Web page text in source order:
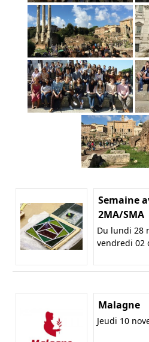
Semaine
2MA/SMA
Du lundi 28
vendredi 02
Malagne
Jeudi 10